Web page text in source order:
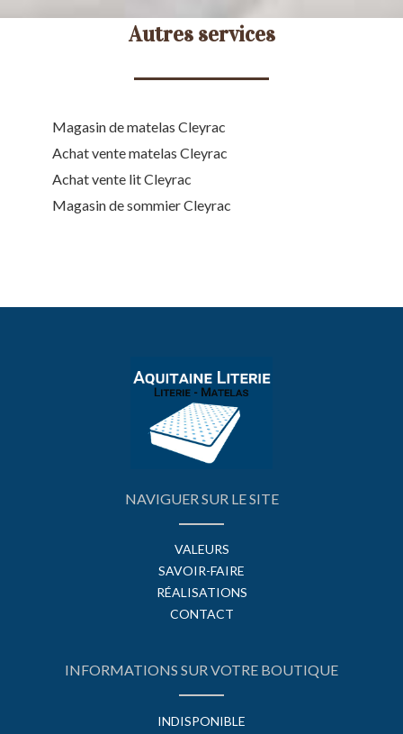
Autres services
Magasin de matelas Cleyrac
Achat vente matelas Cleyrac
Achat vente lit Cleyrac
Magasin de sommier Cleyrac
NAVIGUER SUR LE SITE
VALEURS
SAVOIR-FAIRE
RÉALISATIONS
CONTACT
INFORMATIONS SUR VOTRE BOUTIQUE
INDISPONIBLE